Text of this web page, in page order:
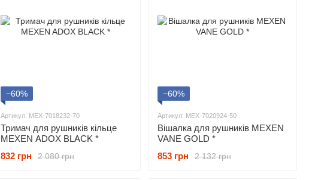
−60%
Артикул: MEX-7018232-70
Тримач для рушників кільце
MEXEN ADOX BLACK *
2 080 грн
832 грн
−60%
Артикул: MEX-7020924-50
Вішалка для рушників MEXEN
VANE GOLD *
2 132 грн
853 грн